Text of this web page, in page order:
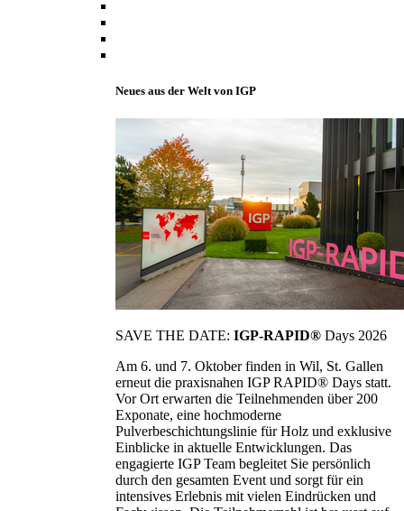
Neues aus der Welt von IGP
SAVE THE DATE: IGP-RAPID® Days 2026
Am 6. und 7. Oktober finden in Wil, St. Gallen
erneut die praxisnahen IGP RAPID® Days statt.
Vor Ort erwarten die Teilnehmenden über 200
Exponate, eine hochmoderne
Pulverbeschichtungslinie für Holz und exklusive
Einblicke in aktuelle Entwicklungen. Das
engagierte IGP Team begleitet Sie persönlich
durch den gesamten Event und sorgt für ein
intensives Erlebnis mit vielen Eindrücken und